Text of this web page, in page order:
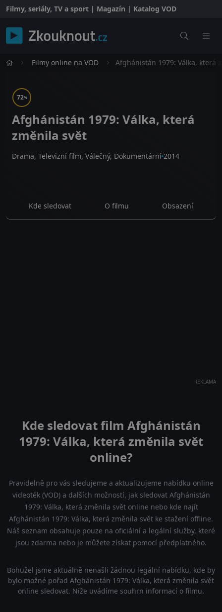
Filmy, seriály, TV a sport | Magazín | Katalog VOD
Filmy online na VOD Afghánistán 1979: Válka, která
72%
Afghánistán 1979: Válka, která
změnila svět
Drama, Televizní film, Válečný, Dokumentární 2014
Kde sledovat O filmu Obsazení
REKLAMA
Kde sledovat film Afghánistán
1979: Válka, která změnila svět
online?
Pravidelně pro vás sledujeme a aktualizujeme nabídku online
videoték (VOD) a dalších možností, jak sledovat Afghánistán
1979: Válka, která změnila svět online nebo kde najít
Afghánistán 1979: Válka, která změnila svět ke stažení offline.
Náš seznam obsahuje pouze na oficiální a legální služby, které
jsou zdarma nebo je můžete získat pomocí předplatného.
Bohužel jsme aktuálně nenašli žádnou legální nabídku, kde by
bylo možné pořad Afghánistán 1979: Válka, která změnila svět
online sledovat. Níže uvádíme souhrn informací o filmu.